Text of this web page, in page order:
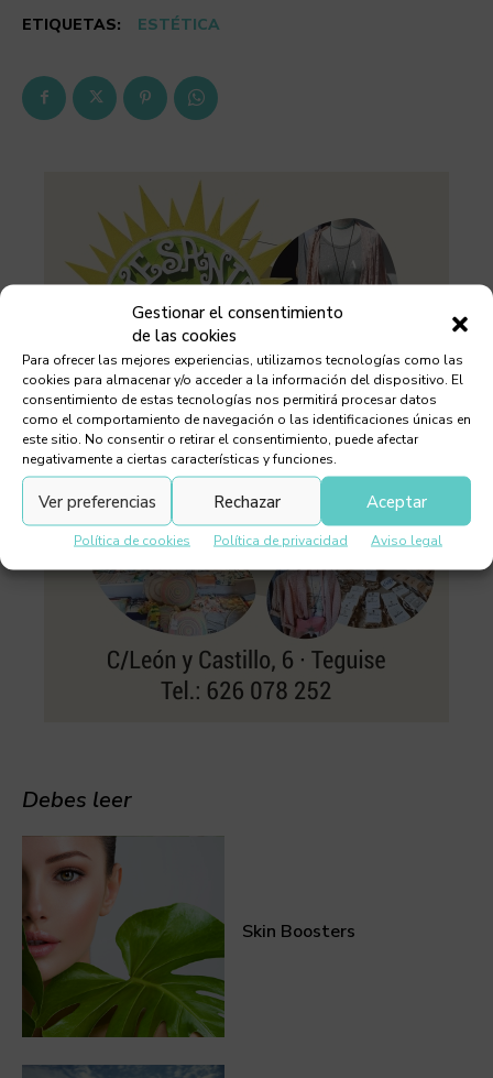
Gestionar el consentimiento
de las cookies
Para ofrecer las mejores experiencias, utilizamos tecnologías como las
cookies para almacenar y/o acceder a la información del dispositivo. El
consentimiento de estas tecnologías nos permitirá procesar datos
como el comportamiento de navegación o las identificaciones únicas en
este sitio. No consentir o retirar el consentimiento, puede afectar
negativamente a ciertas características y funciones.
Aceptar
Rechazar
Ver preferencias
Política de cookies Política de privacidad Aviso legal
ETIQUETAS: ESTÉTICA
Debes leer
Skin Boosters